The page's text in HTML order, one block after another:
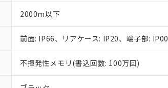
2000m以下
前面: IP66、リアケース: IP20、端子部: IP00
不揮発性メモリ(書込回数: 100万回)